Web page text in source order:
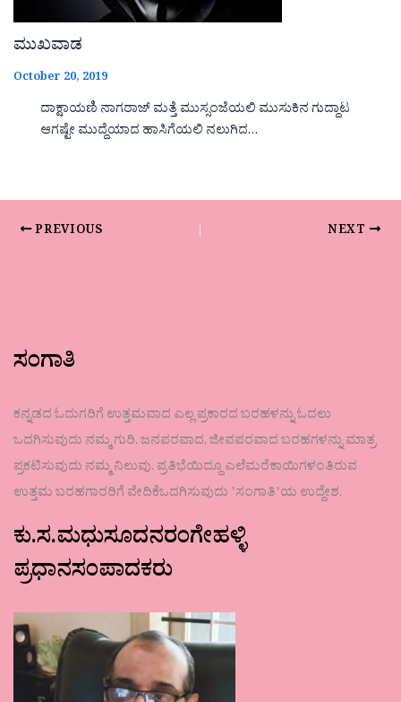
ಮುಖವಾಡ
October 20, 2019
ದಾಕ್ಷಾಯಣಿ ನಾಗರಾಜ್ ಮತ್ತೆ ಮುಸ್ಸಂಜೆಯಲಿ ಮುಸುಕಿನ ಗುದ್ದಾಟ
ಆಗಷ್ಟೇ ಮುದ್ದೆಯಾದ ಹಾಸಿಗೆಯಲಿ ನಲುಗಿದ…
PREVIOUS NEXT
ಸಂಗಾತಿ
ಕನ್ನಡದ ಓದುಗರಿಗೆ ಉತ್ತಮವಾದ ಎಲ್ಲ ಪ್ರಕಾರದ ಬರಹಳನ್ನು ಓದಲು
ಒದಗಿಸುವುದು ನಮ್ಮ ಗುರಿ. ಜನಪರವಾದ, ಜೀವಪರವಾದ ಬರಹಗಳನ್ನು ಮಾತ್ರ
ಪ್ರಕಟಿಸುವುದು ನಮ್ಮ ನಿಲುವು. ಪ್ರತಿಭೆಯಿದ್ದೂ ಎಲೆಮರೆಕಾಯಿಗಳಂತಿರುವ
ಉತ್ತಮ ಬರಹಗಾರರಿಗೆ ವೇದಿಕೆಒದಗಿಸುವುದು ʼಸಂಗಾತಿʼಯ ಉದ್ದೇಶ.
ಕು.ಸ.ಮಧುಸೂದನರಂಗೇಹಳ್ಳಿ
ಪ್ರಧಾನಸಂಪಾದಕರು